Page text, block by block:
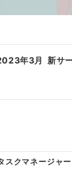
年3月 新サ
スクマネージャ